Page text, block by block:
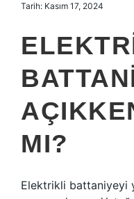
Tarih: Kasım 17, 2024
MI?
Elektrikli battaniyeyi